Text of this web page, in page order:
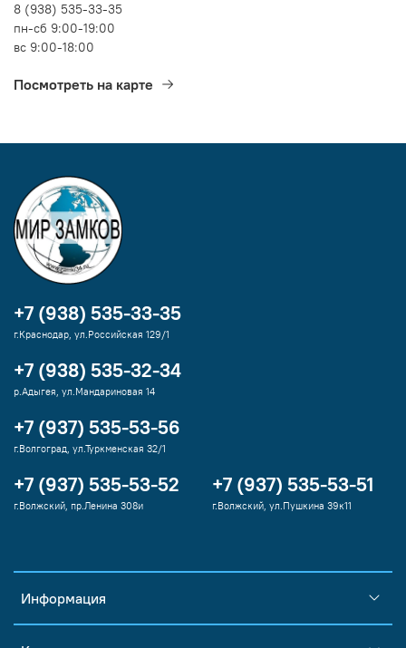
8 (938) 535-33-35
пн-сб 9:00-19:00
вс 9:00-18:00
Посмотреть на карте
Информация
+7 (938) 535-33-35
г.Краснодар, ул.Российская 129/1
+7 (938) 535-32-34
р.Адыгея, ул.Мандариновая 14
+7 (937) 535-53-56
г.Волгоград, ул.Туркменская 32/1
+7 (937) 535-53-52
г.Волжский, пр.Ленина 308и
+7 (937) 535-53-51
г.Волжский, ул.Пушкина 39к11